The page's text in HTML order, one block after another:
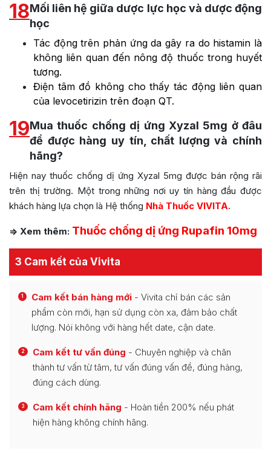
18Mối liên hệ giữa dược lực học và dược động
học
Tác động trên phản ứng da gây ra do histamin là
không liên quan đến nông độ thuốc trong huyết
tương.
Điện tâm đồ không cho thấy tác động liên quan
của levocetirizin trên đoạn QT.
19Mua thuốc chống dị ứng Xyzal 5mg ở đâu
để được hàng uy tín, chất lượng và chính
hãng?
Hiện nay thuốc chống dị ứng Xyzal 5mg được bán rộng rãi
trên thị trường. Một trong những nơi uy tín hàng đầu được
khách hàng lựa chọn là Hệ thống Nhà Thuốc VIVITA.
=> Xem thêm: Thuốc chống dị ứng Rupafin 10mg
3 Cam kết của Vivita
1 Cam kết bán hàng mới - Vivita chỉ bán các sản
phẩm còn mới, hạn sử dụng còn xa, đảm bảo chất
lượng. Nói không với hàng hết date, cận date.
2 Cam kết tư vấn đúng - Chuyên nghiệp và chân
thành tư vấn từ tâm, tư vấn đúng vấn đề, đúng hàng,
đúng cách dùng.
3 Cam kết chính hãng - Hoàn tiền 200% nếu phát
hiện hàng không chính hãng.